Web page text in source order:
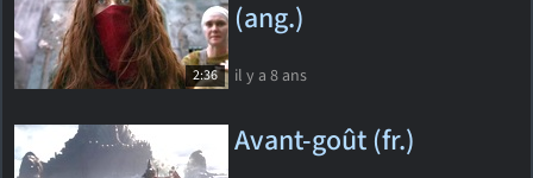
2:36
(ang.)
il y a 8 ans
Avant-goût (fr.)